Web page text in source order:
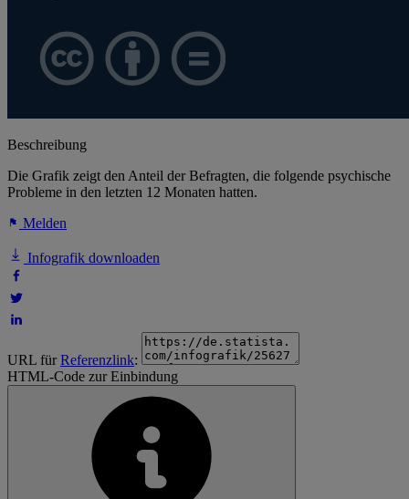
Beschreibung
Die Grafik zeigt den Anteil der Befragten, die folgende psychische
Probleme in den letzten 12 Monaten hatten.
Melden
Infografik downloaden
URL fürReferenzlink:
HTML-Code zur Einbindung